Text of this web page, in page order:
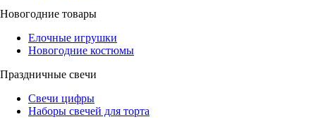
Новогодние товары
Елочные игрушки
Новогодние костюмы
Праздничные свечи
Свечи цифры
Наборы свечей для торта